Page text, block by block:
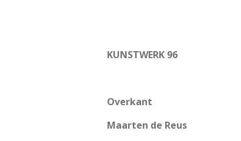
KUNSTWERK 96
Overkant
Maarten de Reus